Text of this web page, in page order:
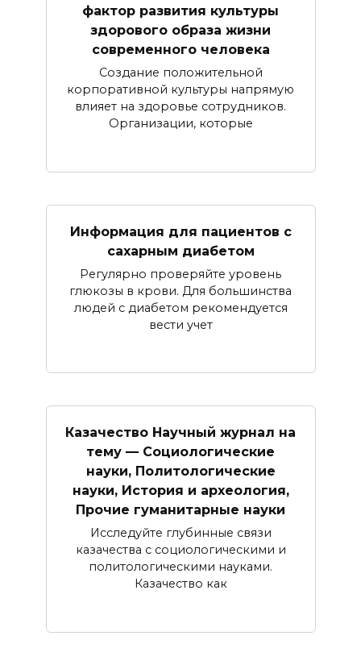
фактор развития культуры
здорового образа жизни
современного человека
Создание положительной
корпоративной культуры напрямую
влияет на здоровье сотрудников.
Организации, которые
Информация для пациентов с
сахарным диабетом
Регулярно проверяйте уровень
глюкозы в крови. Для большинства
людей с диабетом рекомендуется
вести учет
Казачество Научный журнал на
тему — Социологические
науки, Политологические
науки, История и археология,
Прочие гуманитарные науки
Исследуйте глубинные связи
казачества с социологическими и
политологическими науками.
Казачество как